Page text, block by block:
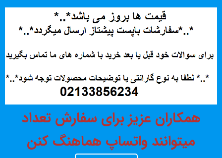
همکاران عزیز برای سفارش تعداد
میتوانند واتساپ هماهنگ کنن